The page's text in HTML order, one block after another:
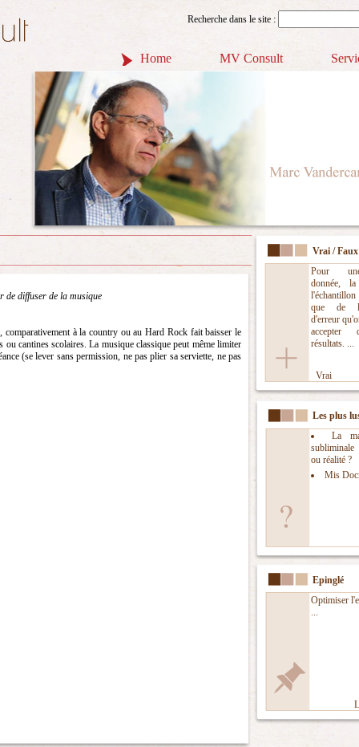
Recherche dans le site :
Home MV Consult
Vrai / Faux
Pour
donnée,
l'échantillon
que de
d'erreur
accepter
résultats. ...
Vrai
Les plus
La
ou réalité ?
Mis
Epinglé
Optimiser
...
diffuser de la musique
à la country ou au Hard Rock fait baisser le
ou cantines scolaires. La musique classique peut même limiter
(se lever sans permission, ne pas plier sa serviette, ne pas